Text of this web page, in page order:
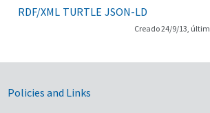
RDF/XML TURTLE JSON-LD
Creado 24/9/13,
Government Links
Policies and Links